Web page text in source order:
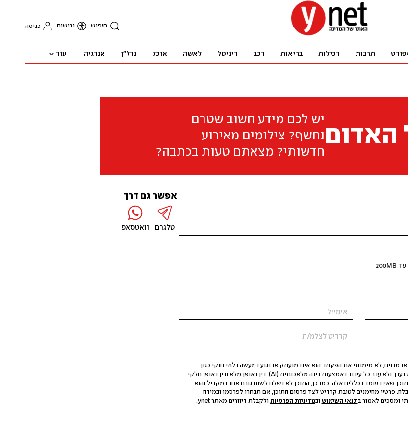
חיפוש נגישות כניסה
תרבות רכילות בריאות רכב דיגיטל לאשה אוכל נדל"ן אנרגיה עוד
האדום
יש לכם מידע חשוב שטרם
נחשף? צילומים מאירוע
חדשותי? מצאתם טעות בכתבה?
מבוים, לא מימנתי את הפקתו, הוא אינו מועתק או נגוע במעשה בלתי חוקי כגון
הסגת גבול ופגיעה בפרטיות. התוכן לא הופק, לא נערך ולא עבר כל עיבוד באמצעות בינה מלאכותית (AI), בין באופן מלא ובין באופן חלקי.
שאינו עומד בכללים אלה. כמו כן, התוכן לא נשלח לשום גורם אחר במקביל והוא
פרטיי מהימנים לטובת קרדיט לצד פרסום התוכן, אם תבחרו לפרסמו ובמידה
ומסכים לאמור בתנאי השימוש ובמדיניות הפרטיות ולקבלת דיוורים מאתר ynet.
אפשר גם דרך
טלגרם וואטסאפ